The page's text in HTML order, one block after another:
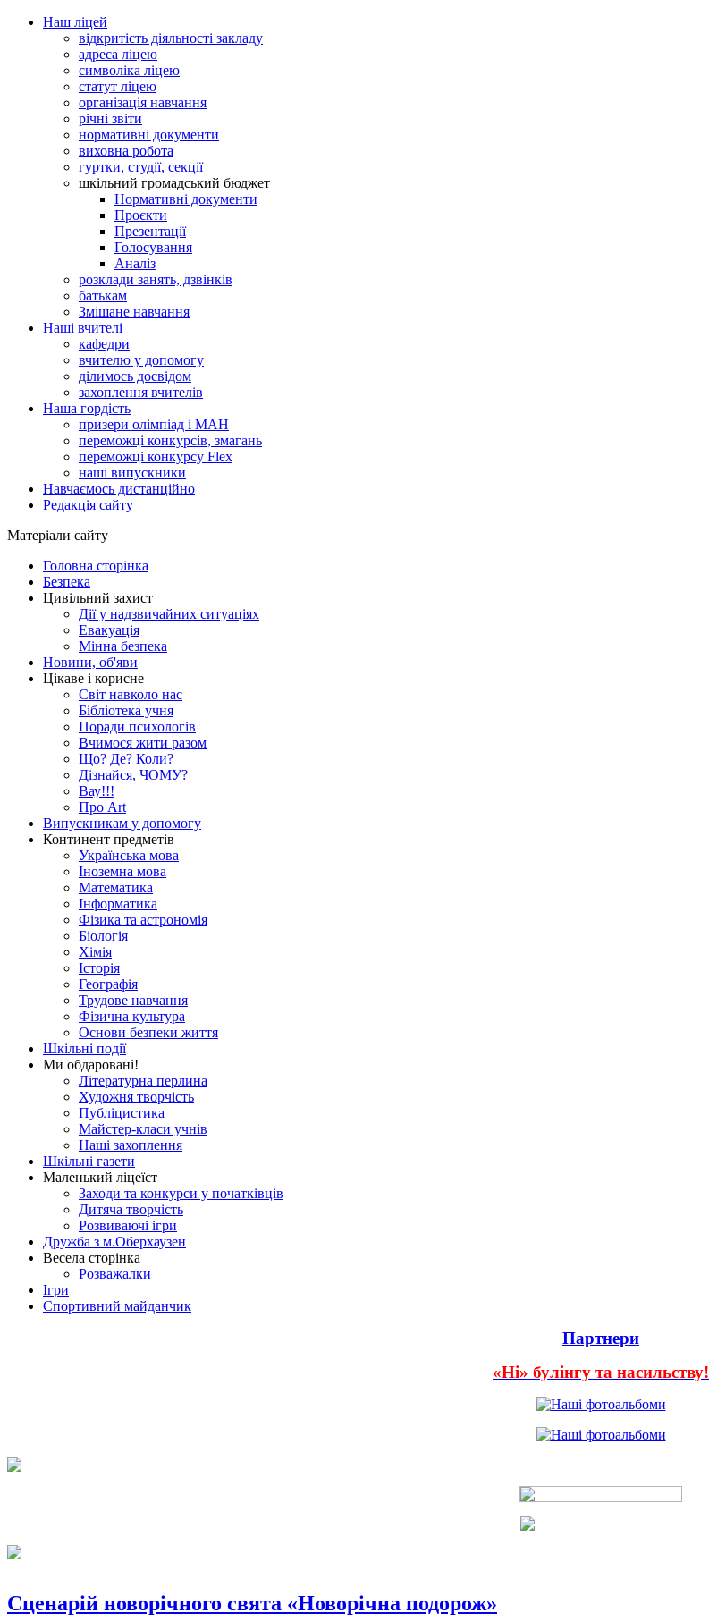
Наш ліцей
відкритість діяльності закладу
адреса ліцею
символіка ліцею
статут ліцею
організація навчання
річні звіти
нормативні документи
виховна робота
гуртки, студії, секції
шкільний громадський бюджет
Нормативні документи
Проєкти
Презентації
Голосування
Аналіз
розклади занять, дзвінків
батькам
Змішане навчання
Наші вчителі
кафедри
вчителю у допомогу
ділимось досвідом
захоплення вчителів
Наша гордість
призери олімпіад і МАН
переможці конкурсів, змагань
переможці конкурсу Flex
наші випускники
Навчаємось дистанційно
Редакція сайту
Матеріали сайту
Головна сторінка
Безпека
Цивільний захист
Дії у надзвичайних ситуаціях
Евакуація
Мінна безпека
Новини, об'яви
Цікаве і корисне
Світ навколо нас
Бібліотека учня
Поради психологів
Вчимося жити разом
Що? Де? Коли?
Дізнайся, ЧОМУ?
Вау!!!
Про Art
Випускникам у допомогу
Континент предметів
Українська мова
Іноземна мова
Математика
Інформатика
Фізика та астрономія
Біологія
Хімія
Історія
Географія
Трудове навчання
Фізична культура
Основи безпеки життя
Шкільні події
Ми обдаровані!
Літературна перлина
Художня творчість
Публіцистика
Майстер-класи учнів
Наші захоплення
Шкільні газети
Маленький ліцеїст
Заходи та конкурси у початківців
Дитяча творчість
Розвиваючі ігри
Дружба з м.Оберхаузен
Весела сторінка
Розважалки
Ігри
Спортивний майданчик
Партнери
«Ні» булінгу та насильству!
Сценарій новорічного свята «Новорічна подорож»